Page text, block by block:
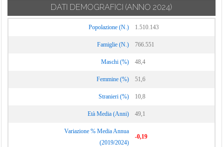
DATI DEMOGRAFICI (ANNO 2024)
Popolazione (N.) 1.510.143
Famiglie (N.) 766.551
Maschi (%) 48,4
Femmine (%) 51,6
Stranieri (%) 10,8
Età Media (Anni) 49,1
Variazione % Media Annua
(2019/2024)
-0,19